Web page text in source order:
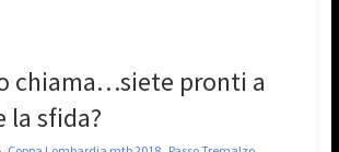
chiama…siete pronti a
la sfida?